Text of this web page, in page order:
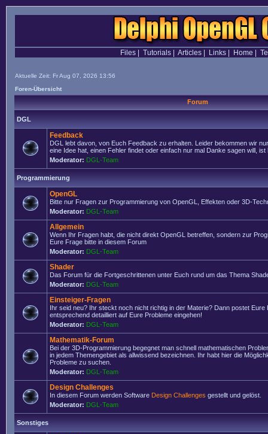
Files| Tutorials| Articles| Links| Home
Aktuelle Zeit: Fr Aug 07, 2026 13:56
Foren-Übersicht
Forum
DGL
Feedback
DGL lebt davon, von Euch Feedback zu erhalten. Leider bekommen wir
eine Idee hat, einen Fehler findet oder einfach nur mal Danke sagen will, ist
Moderator: DGL-Team
Programmierung
OpenGL
Bitte nur Fragen zur Programmierung von OpenGL, Effekten oder 3D-
Moderator: DGL-Team
Allgemein
Wenn Ihr Fragen habt, die nicht direkt OpenGL betreffen, sondern zur
Eure Frage bitte in diesem Forum
Moderator: DGL-Team
Shader
Das Forum für die Fortgeschrittenen unter Euch rund um das Thema
Moderator: DGL-Team
Einsteiger-Fragen
Ihr seid neu? Ihr steckt noch nicht richtig in der Materie? Dann postet Eure
entsprechend detailliert auf Eure Probleme eingehen!
Moderator: DGL-Team
Mathematik-Forum
Bei der 3D-Programmierung begegnet man schnell mathematischen
in jedem Themengebiet als allwissend bezeichnen. Ihr habt hier die
Probleme zu suchen.
Moderator: DGL-Team
Design Challenges
In diesem Forum werden Software Design Challenges gestellt und gelöst.
Moderator: DGL-Team
Sonstiges